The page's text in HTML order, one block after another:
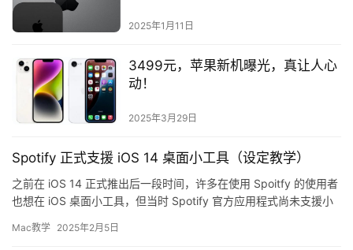
2025年1月11日
3499元，苹果新机曝光，真让人心
动！
2025年3月29日
Spotify 正式支援 iOS 14 桌面小工具（设定教学）
之前在 iOS 14 正式推出后一段时间，许多在使用 Spoitfy 的使用者
也想在 iOS 桌面小工具，但当时 Spotify 官方应用程式尚未支援小
Mac教学 2025年2月5日